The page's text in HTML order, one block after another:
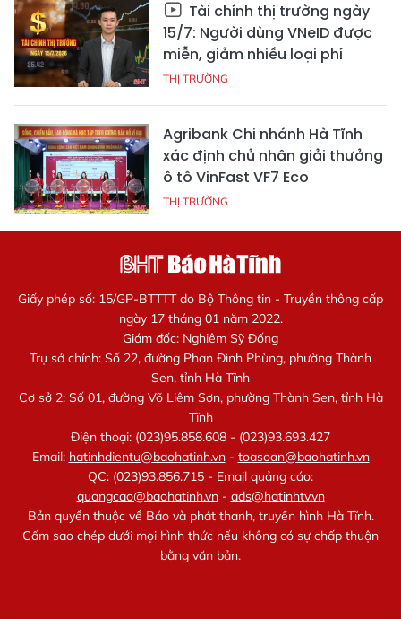
Tài chính thị trường ngày
15/7: Người dùng VNeID được
miễn, giảm nhiều loại phí
THỊ TRƯỜNG
Agribank Chi nhánh Hà Tĩnh
xác định chủ nhân giải thưởng
ô tô VinFast VF7 Eco
THỊ TRƯỜNG
Giấy phép số: 15/GP-BTTTT do Bộ Thông tin - Truyền thông cấp
ngày 17 tháng 01 năm 2022.
Giám đốc: Nghiêm Sỹ Đống
Trụ sở chính: Số 22, đường Phan Đình Phùng, phường Thành
Sen, tỉnh Hà Tĩnh
Cơ sở 2: Số 01, đường Võ Liêm Sơn, phường Thành Sen, tỉnh Hà
Tĩnh
Điện thoại: (023)95.858.608 - (023)93.693.427
Email: hatinhdientu@baohatinh.vn- toasoan@baohatinh.vn
QC: (023)93.856.715 - Email quảng cáo:
quangcao@baohatinh.vn- ads@hatinhtv.vn
Bản quyền thuộc về Báo và phát thanh, truyền hình Hà Tĩnh.
Cấm sao chép dưới mọi hình thức nếu không có sự chấp thuận
bằng văn bản.